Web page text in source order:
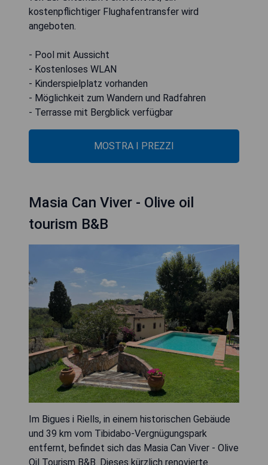
kostenpflichtiger Flughafentransfer wird
angeboten.
- Pool mit Aussicht
- Kostenloses WLAN
- Kinderspielplatz vorhanden
- Möglichkeit zum Wandern und Radfahren
- Terrasse mit Bergblick verfügbar
MOSTRA I PREZZI
Masia Can Viver - Olive oil
tourism B&B
Im Bigues i Riells, in einem historischen Gebäude
und 39 km vom Tibidabo-Vergnügungspark
entfernt, befindet sich das Masia Can Viver - Olive
Oil Tourism B&B. Dieses kürzlich renovierte